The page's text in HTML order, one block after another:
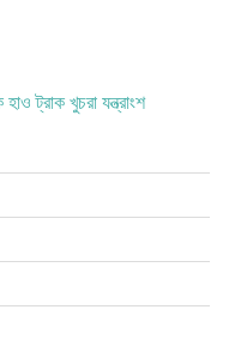
ট্রাক খুচরা যন্ত্রাংশ